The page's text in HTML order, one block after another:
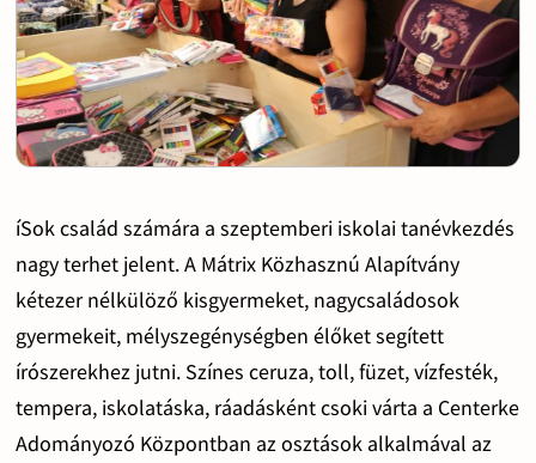
íSok család számára a szeptemberi iskolai tanévkezdés
nagy terhet jelent. A Mátrix Közhasznú Alapítvány
kétezer nélkülöző kisgyermeket, nagycsaládosok
gyermekeit, mélyszegénységben élőket segített
írószerekhez jutni. Színes ceruza, toll, füzet, vízfesték,
tempera, iskolatáska, ráadásként csoki várta a Centerke
Adományozó Központban az osztások alkalmával az